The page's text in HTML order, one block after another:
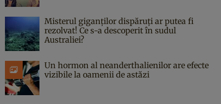
Misterul giganților dispăruți ar putea fi
rezolvat! Ce s-a descoperit în sudul
Australiei?
Un hormon al neanderthalienilor are efecte
vizibile la oamenii de astăzi